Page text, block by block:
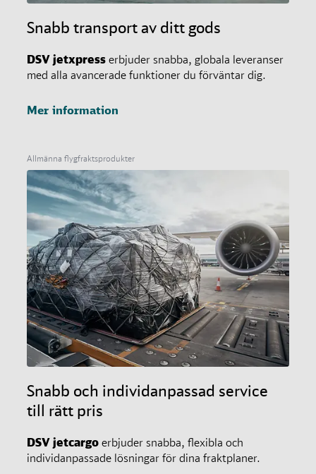
Snabb transport av ditt gods
DSV jetxpress erbjuder snabba, globala leveranser
med alla avancerade funktioner du förväntar dig.
Mer information
Allmänna flygfraktsprodukter
Snabb och individanpassad service
till rätt pris
DSV jetcargo erbjuder snabba, flexibla och
individanpassade lösningar för dina fraktplaner.